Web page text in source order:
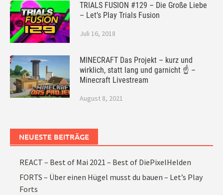
TRIALS FUSION #129 – Die Große Liebe
– Let’s Play Trials Fusion
Juli 16, 2018
MINECRAFT Das Projekt – kurz und
wirklich, statt lang und garnicht ☝ –
Minecraft Livestream
August 8, 2021
NEUESTE BEITRÄGE
REACT – Best of Mai 2021 – Best of DiePixelHelden
FORTS – Über einen Hügel musst du bauen – Let’s Play
Forts